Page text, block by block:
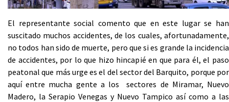
El representante social comento que en este lugar se han
suscitado muchos accidentes, de los cuales, afortunadamente,
no todos han sido de muerte, pero que si es grande la incidencia
de accidentes, por lo que hizo hincapié en que para él, el paso
peatonal que más urge es el del sector del Barquito, porque por
aquí entre mucha gente a los sectores de Miramar, Nuevo
Madero, la Serapio Venegas y Nuevo Tampico así como a las